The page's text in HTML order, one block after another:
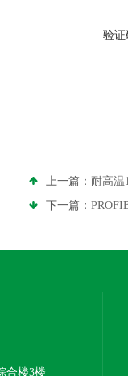
验证
上一篇： 耐高
下一篇：
合楼3楼